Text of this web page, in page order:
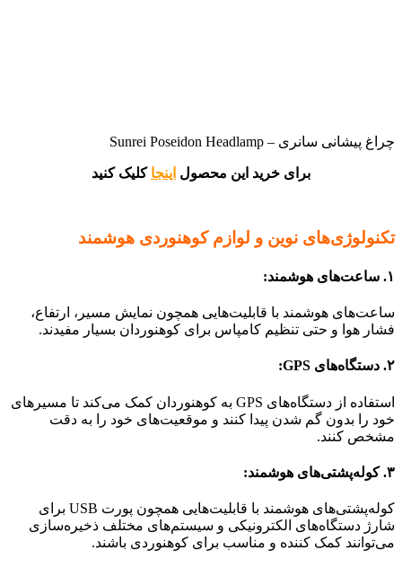
چراغ پیشانی سانری – Sunrei Poseidon Headlamp
برای خرید این محصول اینجا کلیک کنید
تکنولوژی‌های نوین و لوازم کوهنوردی هوشمند
۱. ساعت‌های هوشمند:
ساعت‌های هوشمند با قابلیت‌هایی همچون نمایش مسیر، ارتفاع،
فشار هوا و حتی تنظیم کامپاس برای کوهنوردان بسیار مفیدند.
۲. دستگاه‌های GPS:
استفاده از دستگاه‌های GPS به کوهنوردان کمک می‌کند تا مسیرهای
خود را بدون گم شدن پیدا کنند و موقعیت‌های خود را به دقت
مشخص کنند.
۳. کوله‌پشتی‌های هوشمند:
کوله‌پشتی‌های هوشمند با قابلیت‌هایی همچون پورت USB برای
شارژ دستگاه‌های الکترونیکی و سیستم‌های مختلف ذخیره‌سازی
می‌توانند کمک کننده و مناسب برای کوهنوردی باشند.